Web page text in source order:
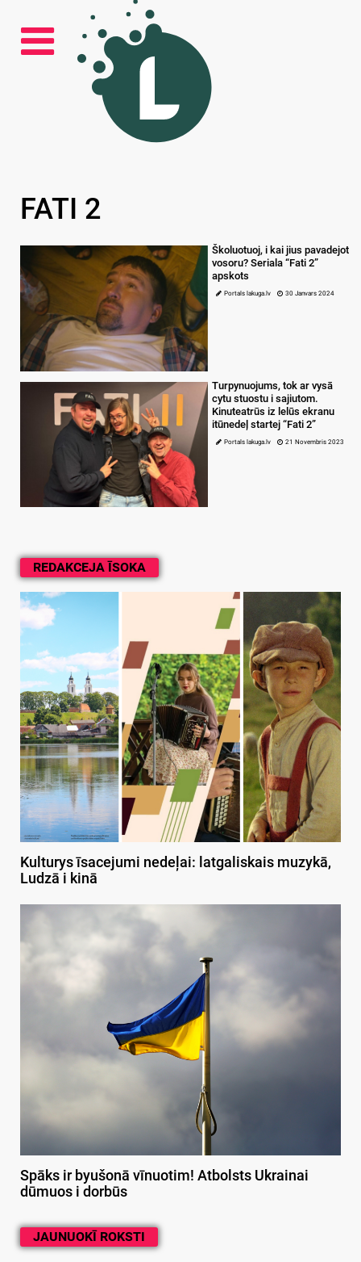
REDAKCEJA ĪSOKA
Kulturys īsacejumi nedeļai: latgaliskais muzykā,
Ludzā i kinā
Spāks ir byušonā vīnuotim! Atbolsts Ukrainai
dūmuos i dorbūs
FATI 2
Školuotuoj, i kai jius pavadejot
vosoru? Seriala “Fati 2”
apskots
Portals lakuga.lv 30 Janvars 2024
Turpynuojums, tok ar vysā
cytu stuostu i sajiutom.
Kinuteatrūs iz lelūs ekranu
itūnedeļ startej “Fati 2”
Portals lakuga.lv 21 Novembris 2023
JAUNUOKĪ ROKSTI